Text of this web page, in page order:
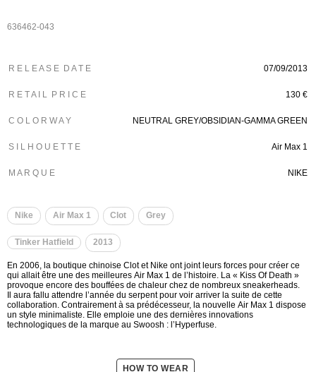
636462-043
R E L E A S E D A T E 07/09/2013
R E T A I L P R I C E 130 €
C O L O R W A Y NEUTRAL GREY/OBSIDIAN-GAMMA GREEN
S I L H O U E T T E Air Max 1
M A R Q U E NIKE
Nike Air Max 1 Clot Grey
Tinker Hatfield 2013
En 2006, la boutique chinoise Clot et Nike ont joint leurs forces pour créer ce
qui allait être une des meilleures Air Max 1 de l’histoire. La « Kiss Of Death »
provoque encore des bouffées de chaleur chez de nombreux sneakerheads.
Il aura fallu attendre l’année du serpent pour voir arriver la suite de cette
collaboration. Contrairement à sa prédécesseur, la nouvelle Air Max 1 dispose
un style minimaliste. Elle emploie une des dernières innovations
technologiques de la marque au Swoosh : l’Hyperfuse.
HOW TO WEAR